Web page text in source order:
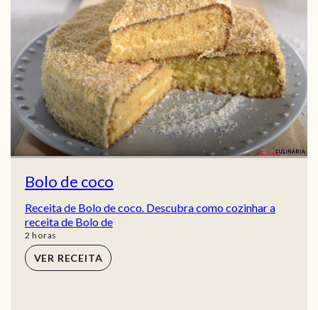
Bolo de coco
Receita de Bolo de coco. Descubra como cozinhar a
receita de Bolo de
2 horas
horas
VER RECEITA